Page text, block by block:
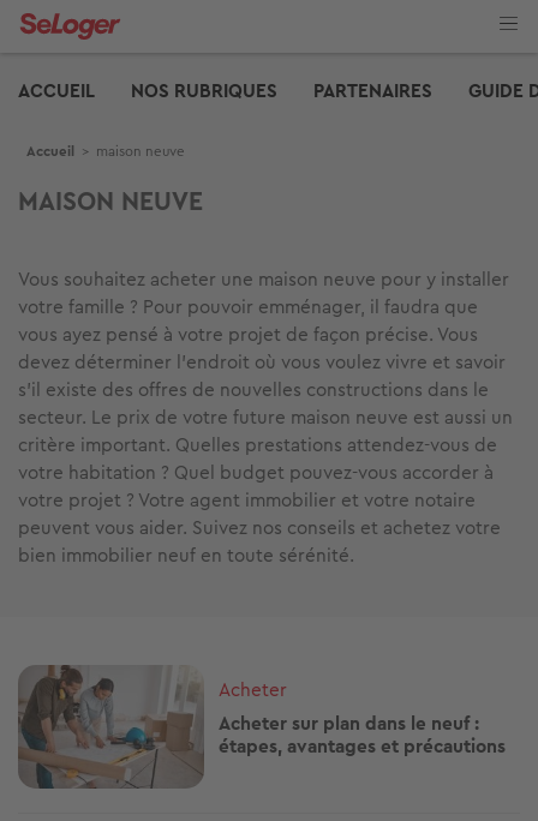
Aller
ACCUEIL
NOS RUBRIQUES PARTENAIRES GUIDE
Fil d'Ariane
Accueil > maison neuve
MAISON NEUVE
Vous souhaitez acheter une maison neuve pour y installer
votre famille ? Pour pouvoir emménager, il faudra que
vous ayez pensé à votre projet de façon précise. Vous
devez déterminer l’endroit où vous voulez vivre et savoir
s’il existe des offres de nouvelles constructions dans le
secteur. Le prix de votre future maison neuve est aussi un
critère important. Quelles prestations attendez-vous de
votre habitation ? Quel budget pouvez-vous accorder à
votre projet ? Votre agent immobilier et votre notaire
peuvent vous aider. Suivez nos conseils et achetez votre
bien immobilier neuf en toute sérénité.
Image
Acheter
Acheter sur plan dans le neuf :
étapes, avantages et précautions